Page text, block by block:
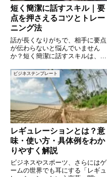
短く簡潔に話すスキル｜要
点を押さえるコツとトレー
ニング法
話が長くなりがちで、相手に要点
が伝わらないと悩んでいません
か？短く簡潔に話すスキルは、ビ
非常に重要です。要点を押さえ、
シンプルに伝えることで、相手に
理解しやすく、信頼感も増しま
す。本記事では、簡潔に話すスキ
ルを
ビジネステンプレート
レギュレーションとは？意
味・使い方・具体例をわか
りやすく解説
ビジネスやスポーツ、さらにはゲ
ームの世界でも耳にする「レギュ